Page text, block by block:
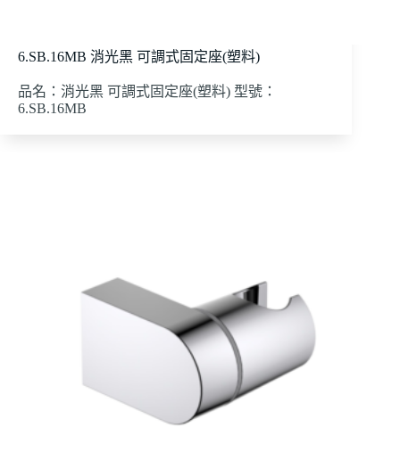
6.SB.16MB 消光黑 可調式固定座(塑料)
品名：消光黑 可調式固定座(塑料) 型號：
6.SB.16MB